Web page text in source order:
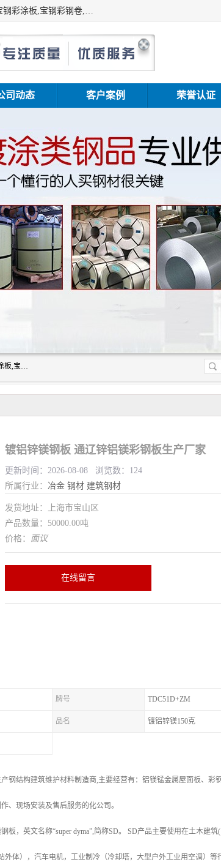
上海志辰实业有限公司主要经销:上海宝钢彩钢卷（宝钢总厂）台湾氟碳彩钢板,烨辉彩钢板,宝钢彩钢板,宝钢彩涂板,宝钢彩钢卷,马钢彩钢板,马钢彩钢卷,镀铝锌钢板,PVDF彩钢板,台湾烨辉彩钢板,高耐候彩钢板,硅改性彩钢板,规格齐全。
司动态 客户案例 荣誉认证
上海志辰实业有限公司主要经销:上海宝钢彩钢卷（宝钢总厂）台湾氟碳彩钢板,烨辉彩钢板,宝钢彩钢板,宝钢彩涂板,宝钢彩钢卷,马钢彩钢板,马钢彩钢卷,镀铝锌钢板,PVDF彩钢板,台湾烨辉彩钢板,高耐候彩钢板,硅改性彩钢板,规格齐全。
镀铝锌镁钢板 通辽锌铝镁彩钢板生产厂家
更新时间：2026-08-08 浏览数：124
所属行业： 冶金 钢材 建筑钢材
发货地址：上海市宝山区
产品数量：50000.00吨
价格： 面议
在线留言
牌号 TDC51D+ZM
品名 镀铝锌镁150克
钢结构建筑维护材料制造商,主要经营有：铝镁锰金属屋面板、彩
、现场安装及售后服务的化公司。
，英文名称“super dyma”,简称SD。 SD产品主要使用在土木建
体），汽车电机，工业制冷（冷却塔，大型户外工业用空调）等